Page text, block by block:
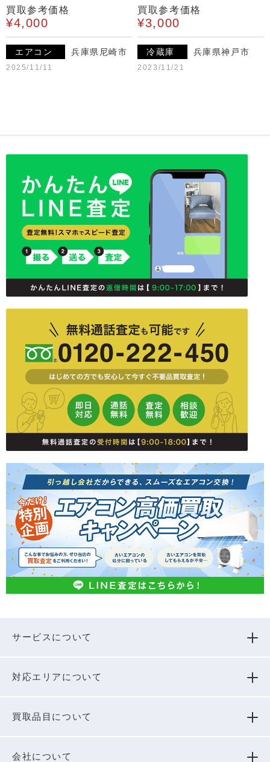
買取参考価格
¥4,000
エアコン 兵庫県尼崎市
2025/11/11
買取参考価格
¥3,000
冷蔵庫 兵庫県神戸市
2023/11/21
サービスについて
対応エリアについて
買取品⽬について
会社について